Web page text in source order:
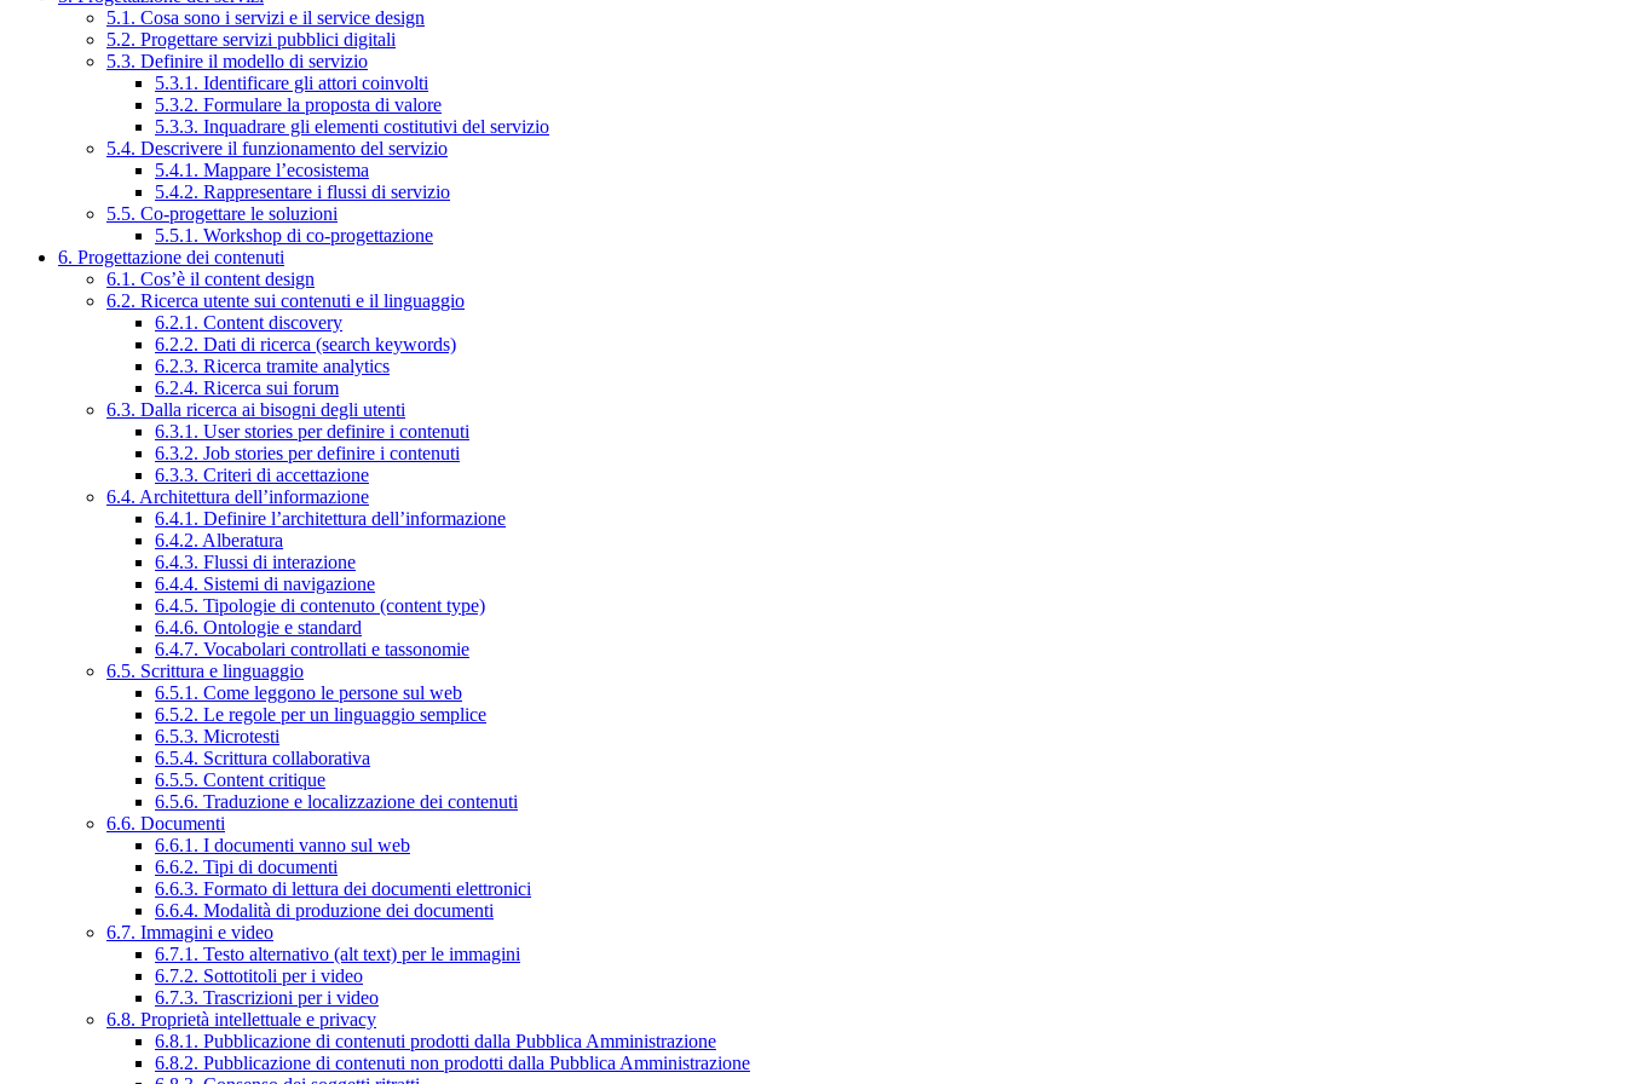
5.1. Cosa sono i servizi e il service design
5.2. Progettare servizi pubblici digitali
5.3. Definire il modello di servizio
5.3.1. Identificare gli attori coinvolti
5.3.2. Formulare la proposta di valore
5.3.3. Inquadrare gli elementi costitutivi del servizio
5.4. Descrivere il funzionamento del servizio
5.4.1. Mappare l’ecosistema
5.4.2. Rappresentare i flussi di servizio
5.5. Co-progettare le soluzioni
5.5.1. Workshop di co-progettazione
6. Progettazione dei contenuti
6.1. Cos’è il content design
6.2. Ricerca utente sui contenuti e il linguaggio
6.2.1. Content discovery
6.2.2. Dati di ricerca (search keywords)
6.2.3. Ricerca tramite analytics
6.2.4. Ricerca sui forum
6.3. Dalla ricerca ai bisogni degli utenti
6.3.1. User stories per definire i contenuti
6.3.2. Job stories per definire i contenuti
6.3.3. Criteri di accettazione
6.4. Architettura dell’informazione
6.4.1. Definire l’architettura dell’informazione
6.4.2. Alberatura
6.4.3. Flussi di interazione
6.4.4. Sistemi di navigazione
6.4.5. Tipologie di contenuto (content type)
6.4.6. Ontologie e standard
6.4.7. Vocabolari controllati e tassonomie
6.5. Scrittura e linguaggio
6.5.1. Come leggono le persone sul web
6.5.2. Le regole per un linguaggio semplice
6.5.3. Microtesti
6.5.4. Scrittura collaborativa
6.5.5. Content critique
6.5.6. Traduzione e localizzazione dei contenuti
6.6. Documenti
6.6.1. I documenti vanno sul web
6.6.2. Tipi di documenti
6.6.3. Formato di lettura dei documenti elettronici
6.6.4. Modalità di produzione dei documenti
6.7. Immagini e video
6.7.1. Testo alternativo (alt text) per le immagini
6.7.2. Sottotitoli per i video
6.7.3. Trascrizioni per i video
6.8. Proprietà intellettuale e privacy
6.8.1. Pubblicazione di contenuti prodotti dalla Pubblica Amministrazione
6.8.2. Pubblicazione di contenuti non prodotti dalla Pubblica Amministrazione